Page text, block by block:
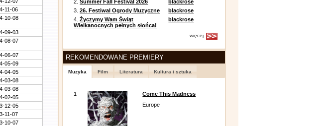
11-06
10-08
09-03
08-07
06-07
05-09
04-05
03-08
03-08
02-05
12-05
11-07
10-07
2.Summer Fall Festival 2026
blackrose
3.26. Festiwal Ogrody Muzyczne
blackrose
4.Życzymy Wam Świąt
Wielkanocnych pełnych słońca!
blackrose
więcej
REKOMENDOWANE PREMIERY
Muzyka Film Literatura Kultura i sztuka
1
Come This Madness
Europe